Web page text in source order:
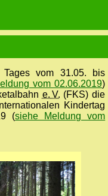
Tages vom 31.05. bis
vom 02.06.2019)
e. V. (FKS) die
Kindertag
(siehe Meldung vom